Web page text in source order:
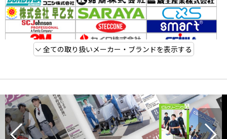
全ての取り扱いメーカー・ブランドを表示する